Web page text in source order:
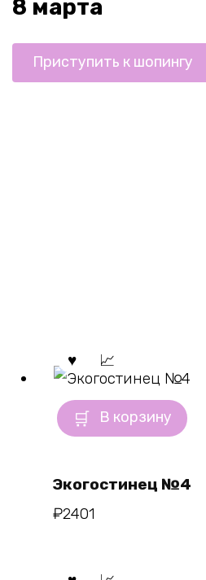
8 марта
Приступить к шопингу
В корзину
Экогостинец №4
₽2401